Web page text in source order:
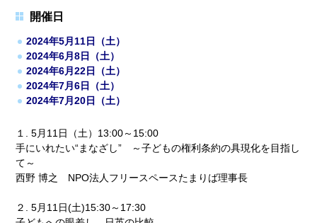
開催日
2024年5月11日（土）
2024年6月8日（土）
2024年6月22日（土）
2024年7月6日（土）
2024年7月20日（土）
１. 5月11日（土）13:00～15:00
手にいれたい“まなざし” ～子どもの権利条約の具現化を目指し
て～
西野 博之 NPO法人フリースペースたまりば理事長
２. 5月11日(土)15:30～17:30